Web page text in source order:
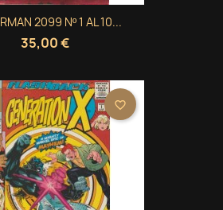
Crear lista de deseos
((modalDeleteText))
2099 Nº 1 AL 10...
35,00 €
favorite_border